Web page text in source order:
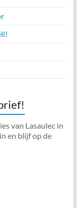
van Lasaulec in
en blijf op de